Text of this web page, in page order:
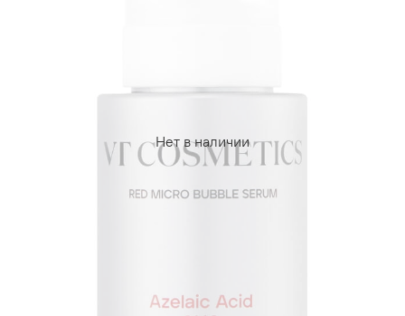
Нет в наличии